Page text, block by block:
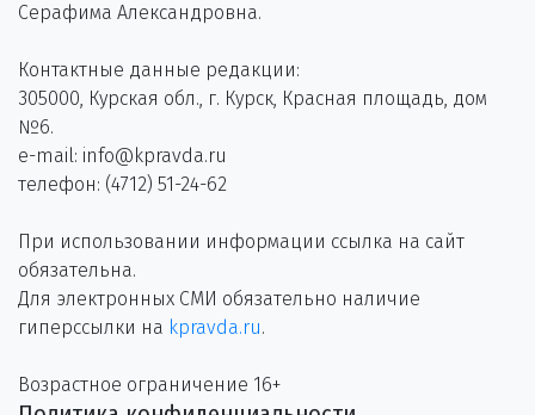
Серафима Александровна.
Контактные данные редакции:
305000, Курская обл., г. Курск, Красная площадь, дом
№6.
e-mail: info@kpravda.ru
телефон: (4712) 51-24-62
При использовании информации ссылка на сайт
обязательна.
Для электронных СМИ обязательно наличие
гиперссылки на kpravda.ru.
Возрастное ограничение 16+